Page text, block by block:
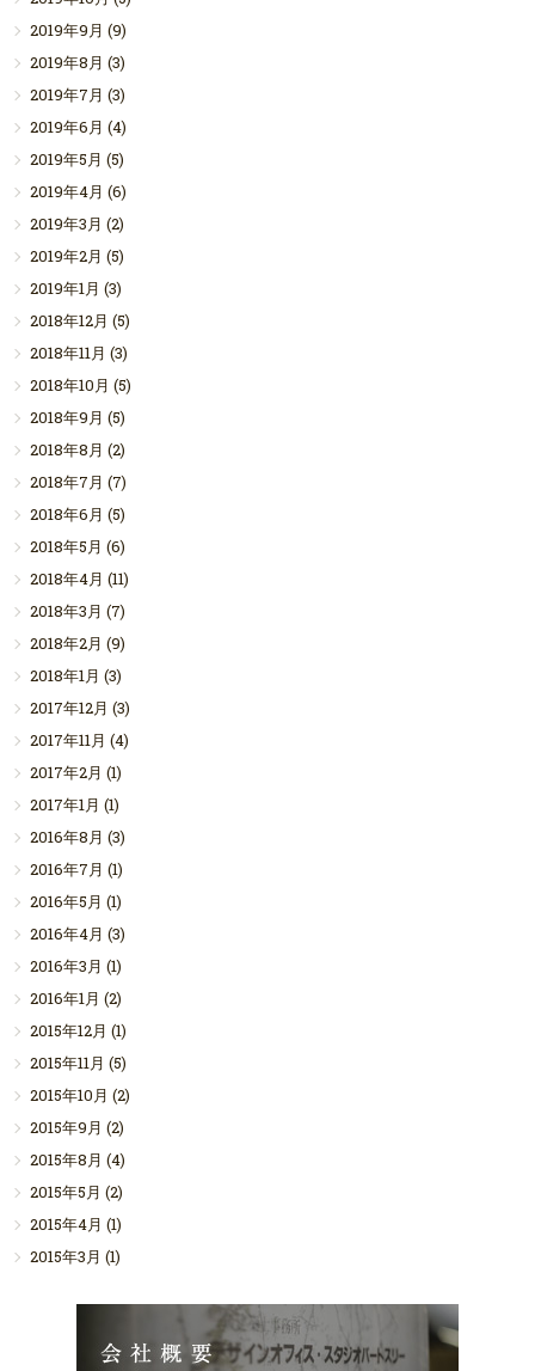
2019年9月 (9)
2019年8月 (3)
2019年7月 (3)
2019年6月 (4)
2019年5月 (5)
2019年4月 (6)
2019年3月 (2)
2019年2月 (5)
2019年1月 (3)
2018年12月 (5)
2018年11月 (3)
2018年10月 (5)
2018年9月 (5)
2018年8月 (2)
2018年7月 (7)
2018年6月 (5)
2018年5月 (6)
2018年4月 (11)
2018年3月 (7)
2018年2月 (9)
2018年1月 (3)
2017年12月 (3)
2017年11月 (4)
2017年2月 (1)
2017年1月 (1)
2016年8月 (3)
2016年7月 (1)
2016年5月 (1)
2016年4月 (3)
2016年3月 (1)
2016年1月 (2)
2015年12月 (1)
2015年11月 (5)
2015年10月 (2)
2015年9月 (2)
2015年8月 (4)
2015年5月 (2)
2015年4月 (1)
2015年3月 (1)